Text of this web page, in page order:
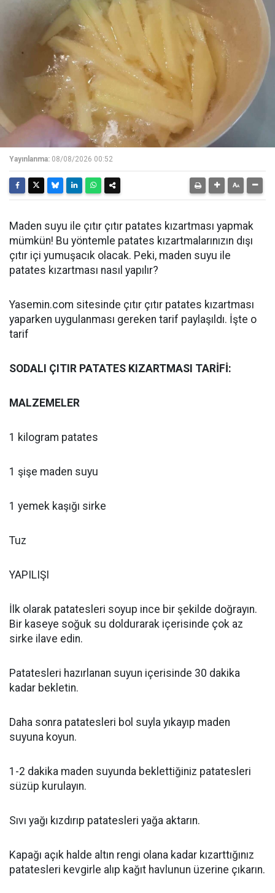
Yayınlanma: 08/08/2026 00:52
Maden suyu ile çıtır çıtır patates kızartması yapmak
mümkün! Bu yöntemle patates kızartmalarınızın dışı
çıtır içi yumuşacık olacak. Peki, maden suyu ile
patates kızartması nasıl yapılır?
Yasemin.com sitesinde çıtır çıtır patates kızartması
yaparken uygulanması gereken tarif paylaşıldı. İşte o
tarif
SODALI ÇITIR PATATES KIZARTMASI TARİFİ:
MALZEMELER
1 kilogram patates
1 şişe maden suyu
1 yemek kaşığı sirke
Tuz
YAPILIŞI
İlk olarak patatesleri soyup ince bir şekilde doğrayın.
Bir kaseye soğuk su doldurarak içerisinde çok az
sirke ilave edin.
Patatesleri hazırlanan suyun içerisinde 30 dakika
kadar bekletin.
Daha sonra patatesleri bol suyla yıkayıp maden
suyuna koyun.
1-2 dakika maden suyunda beklettiğiniz patatesleri
süzüp kurulayın.
Sıvı yağı kızdırıp patatesleri yağa aktarın.
Kapağı açık halde altın rengi olana kadar kızarttığınız
patatesleri kevgirle alıp kağıt havlunun üzerine çıkarın.